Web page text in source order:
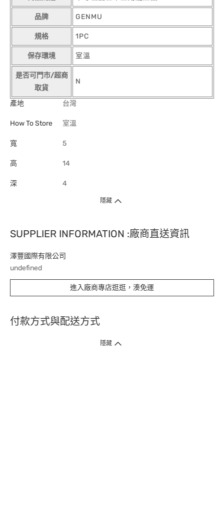
品牌 GENMU
規格 1PC
保存環境 室溫
是否可門市/超商
取貨
N
產地 台灣
How To Store 室溫
寬 5
高 14
深 4
隱藏
SUPPLIER INFORMATION :廠商直送資訊
澤豐國際有限公司
undefined
進入廠商專店逛逛，湊免運
付款方式與配送方式
隱藏